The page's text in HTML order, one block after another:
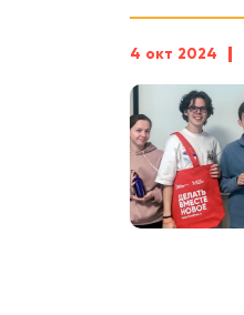
4 окт 2024